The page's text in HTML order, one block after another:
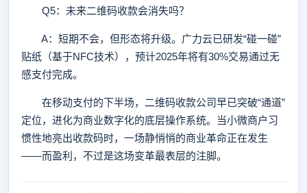
Q5：未来二维码收款会消失吗？
A：短期不会，但形态将升级。广力云已研发“碰一碰”
贴纸（基于NFC技术），预计2025年将有30%交易通过无
感支付完成。
在移动支付的下半场，二维码收款公司早已突破“通道”
定位，进化为商业数字化的底层操作系统。当小微商户习
惯性地亮出收款码时，一场静悄悄的商业革命正在发生
——而盈利，不过是这场变革最表层的注脚。